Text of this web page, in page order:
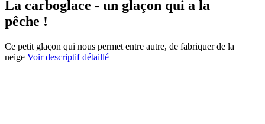
La carboglace - un glaçon qui a la
pêche !
Ce petit glaçon qui nous permet entre autre, de fabriquer de la
neige Voir descriptif détaillé